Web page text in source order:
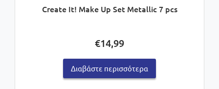
Create It! Make Up Set Metallic 7 pcs
€14,99
Διαβάστε περισσότερα